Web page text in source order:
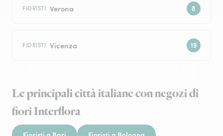
FIORISTI Verona
FIORISTI Vicenza
Le principali città italiane con negozi di
fiori Interflora